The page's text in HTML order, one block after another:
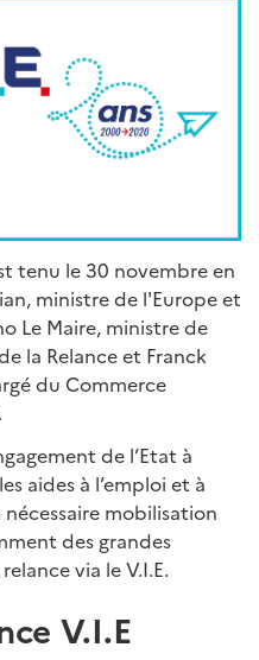
tenu le 30 novembre en
ministre de l'Europe et
Le Maire, ministre de
la Relance et Franck
du Commerce
de l’Etat à
aides à l’emploi et à
nécessaire mobilisation
des grandes
via le V.I.E.
V.I.E